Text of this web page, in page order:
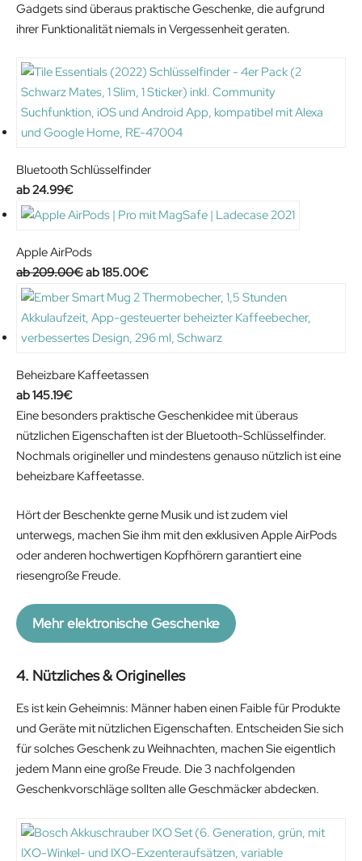
Gadgets sind überaus praktische Geschenke, die aufgrund
ihrer Funktionalität niemals in Vergessenheit geraten.
Bluetooth Schlüsselfinder
24.99€
Apple AirPods
209.00€O
r
i
g
n
l
p
r
i
e
w
a
s
2
.
0
€
.
185.00€C
u
r
r
n
p
r
i
s
:
5
0
.
Beheizbare Kaffeetassen
145.19€
Eine besonders praktische Geschenkidee mit überaus
nützlichen Eigenschaften ist der Bluetooth-Schlüsselfinder.
Nochmals origineller und mindestens genauso nützlich ist eine
beheizbare Kaffeetasse.
Hört der Beschenkte gerne Musik und ist zudem viel
unterwegs, machen Sie ihm mit den exklusiven Apple AirPods
oder anderen hochwertigen Kopfhörern garantiert eine
riesengroße Freude.
Mehr elektronische Geschenke
4. Nützliches & Originelles
Es ist kein Geheimnis: Männer haben einen Faible für Produkte
und Geräte mit nützlichen Eigenschaften. Entscheiden Sie sich
für solches Geschenk zu Weihnachten, machen Sie eigentlich
jedem Mann eine große Freude. Die 3 nachfolgenden
Geschenkvorschläge sollten alle Geschmäcker abdecken.